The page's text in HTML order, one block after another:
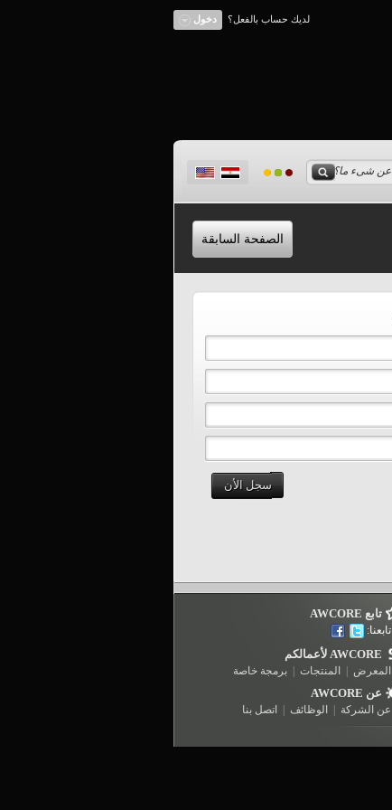
لديك حساب بالفعل؟ دخول
الصفحة السابقة
سجل الأن
تابع AWCORE
تابعنا:
AWCORE لأعمالكم
المعرض المنتجات برمجة خاصة
عن AWCORE
عن الشركة الوظائف اتصل بنا